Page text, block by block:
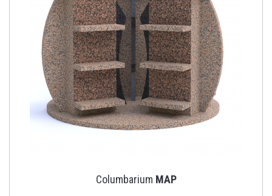
Columbarium MAP